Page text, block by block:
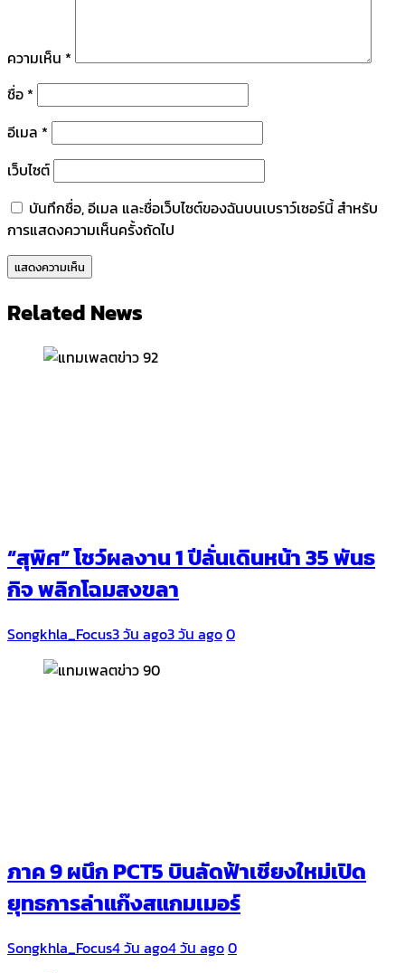
ความเห็น *
ชื่อ *
อีเมล *
เว็บไซต์
บันทึกชื่อ, อีเมล และชื่อเว็บไซต์ของฉันบนเบราว์เซอร์นี้ สำหรับ
การแสดงความเห็นครั้งถัดไป
Related News
“สุพิศ” โชว์ผลงาน 1 ปีลั่นเดินหน้า 35 พันธ
กิจ พลิกโฉมสงขลา
Songkhla_Focus3 วัน ago3 วัน ago0
ภาค 9 ผนึก PCT5 บินลัดฟ้าเชียงใหม่เปิด
ยุทธการล่าแก๊งสแกมเมอร์
Songkhla_Focus4 วัน ago4 วัน ago0